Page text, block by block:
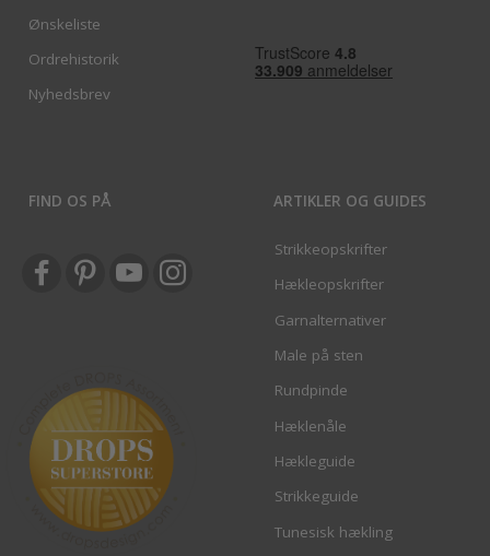
Ønskeliste
Ordrehistorik
Nyhedsbrev
FIND OS PÅ ARTIKLER OG GUIDES
Strikkeopskrifter
Hækleopskrifter
Garnalternativer
Male på sten
Rundpinde
Hæklenåle
Hækleguide
Strikkeguide
Tunesisk hækling